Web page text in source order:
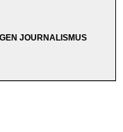
JOURNALISMUS